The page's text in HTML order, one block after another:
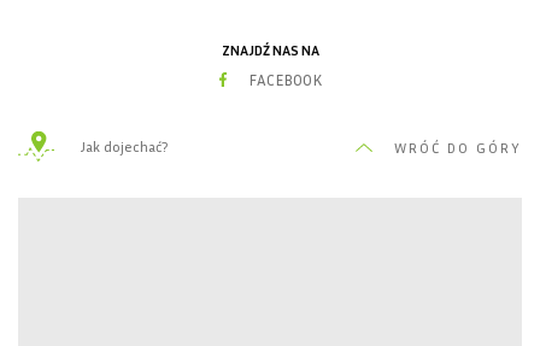
ZNAJDŹ NAS NA
FACEBOOK
Jak dojechać? WRÓĆ DO GÓRY